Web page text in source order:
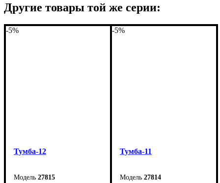
Другие товары той же серии:
-5%
Тумба-12
27815
-5%
Тумба-11
27814